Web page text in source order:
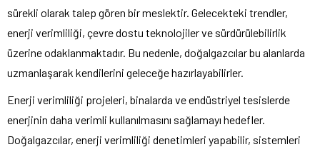
sürekli olarak talep gören bir meslektir. Gelecekteki trendler,
enerji verimliliği, çevre dostu teknolojiler ve sürdürülebilirlik
üzerine odaklanmaktadır. Bu nedenle, doğalgazcılar bu alanlarda
uzmanlaşarak kendilerini geleceğe hazırlayabilirler.
Enerji verimliliği projeleri, binalarda ve endüstriyel tesislerde
enerjinin daha verimli kullanılmasını sağlamayı hedefler.
Doğalgazcılar, enerji verimliliği denetimleri yapabilir, sistemleri